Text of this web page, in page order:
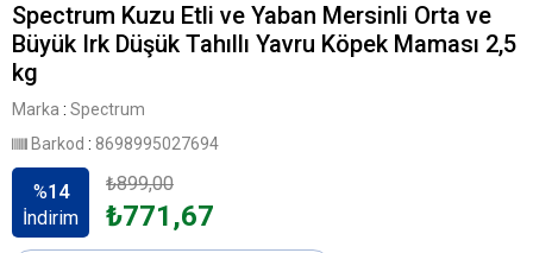
Spectrum Kuzu Etli ve Yaban Mersinli Orta ve
Büyük Irk Düşük Tahıllı Yavru Köpek Maması 2,5
kg
Marka : Spectrum
Barkod : 8698995027694
%14
İndirim
₺899,00
₺771,67